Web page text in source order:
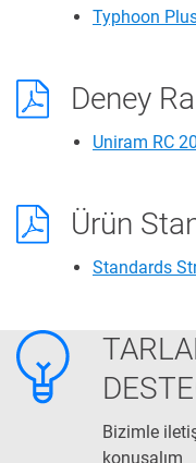
Typhoon
Deney
Uniram RC
Ürün
Standards
Bizimle
konuşalım